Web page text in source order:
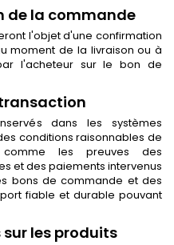
de la commande
l'objet d'une confirmation
moment de la livraison ou à
l'acheteur sur le bon de
dans les systèmes
conditions raisonnables de
comme les preuves des
et des paiements intervenus
bons de commande et des
fiable et durable pouvant
les produits